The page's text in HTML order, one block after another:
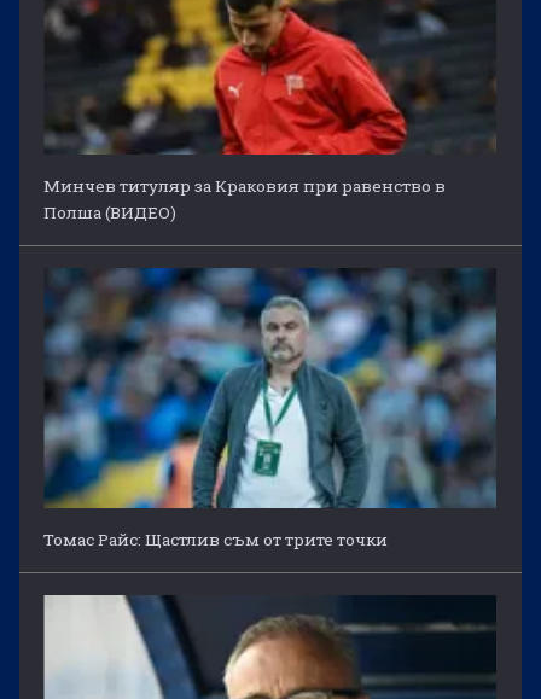
Минчев титуляр за Краковия при равенство в
Полша (ВИДЕО)
Томас Райс: Щастлив съм от трите точки